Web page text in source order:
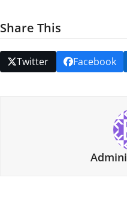
Share This
Twitter Facebook